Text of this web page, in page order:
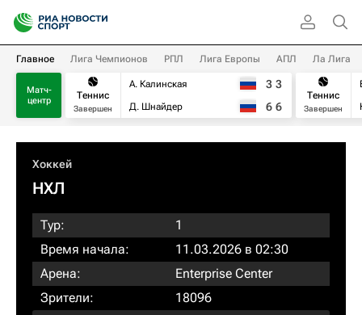
Главное Лига Чемпионов РПЛ Лига Европы АПЛ Ла Лига
Матч-
центр
Теннис
Завершен
А. Калинская
Д. Шнайдер
3 3
6 6
Теннис
Завершен
Хоккей
НХЛ
Тур:
1
Время начала:
11.03.2026 в 02:30
Арена:
Enterprise Center
Зрители:
18096